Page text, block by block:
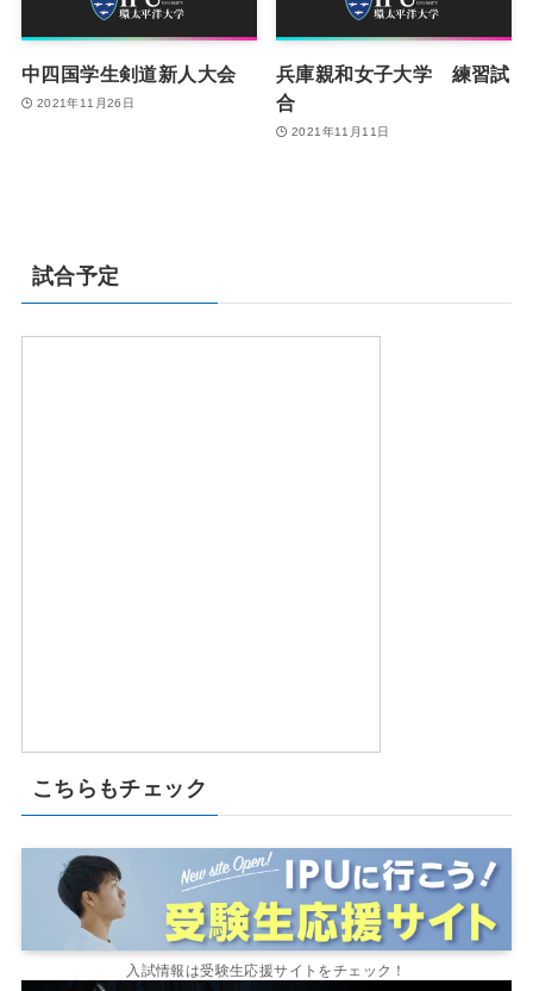
中四国学生剣道新人大会
2021年11月26日
兵庫親和女子大学 練習試
合
2021年11月11日
試合予定
こちらもチェック
入試情報は受験生応援サイトをチェック！